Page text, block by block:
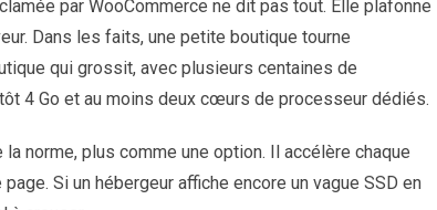
par WooCommerce ne dit pas tout. Elle plafonne
Dans les faits, une petite boutique tourne
qui grossit, avec plusieurs centaines de
4 Go et au moins deux cœurs de processeur dédiés.
norme, plus comme une option. Il accélère chaque
Si un hébergeur affiche encore un vague SSD en